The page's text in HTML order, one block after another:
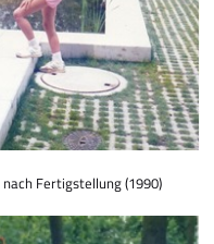
Fertigstellung (1990)